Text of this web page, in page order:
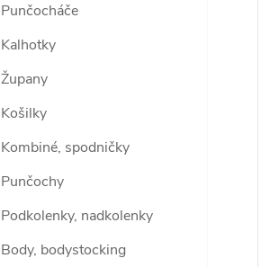
Punčocháče
Kalhotky
Župany
Košilky
Kombiné, spodničky
Punčochy
Podkolenky, nadkolenky
Body, bodystocking